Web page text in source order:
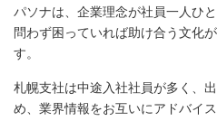
パソナは、企業理念が社員一人ひ
問わず困っていれば助け合う文化
す。
札幌支社は中途入社社員が多く、
め、業界情報をお互いにアドバイ